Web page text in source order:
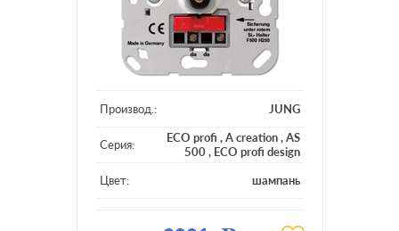
Производ.: JUNG
Серия: ECO profi ,A creation,AS
500, ECO profi design
Цвет:
шампань